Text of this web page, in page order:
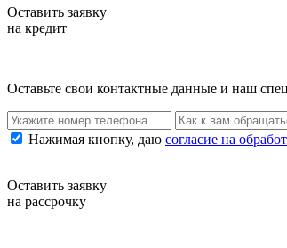
Оставить заявку
на кредит
Оставьте свои контактные данные и наш
Нажимая кнопку, даю согласие на
Оставить заявку
на рассрочку